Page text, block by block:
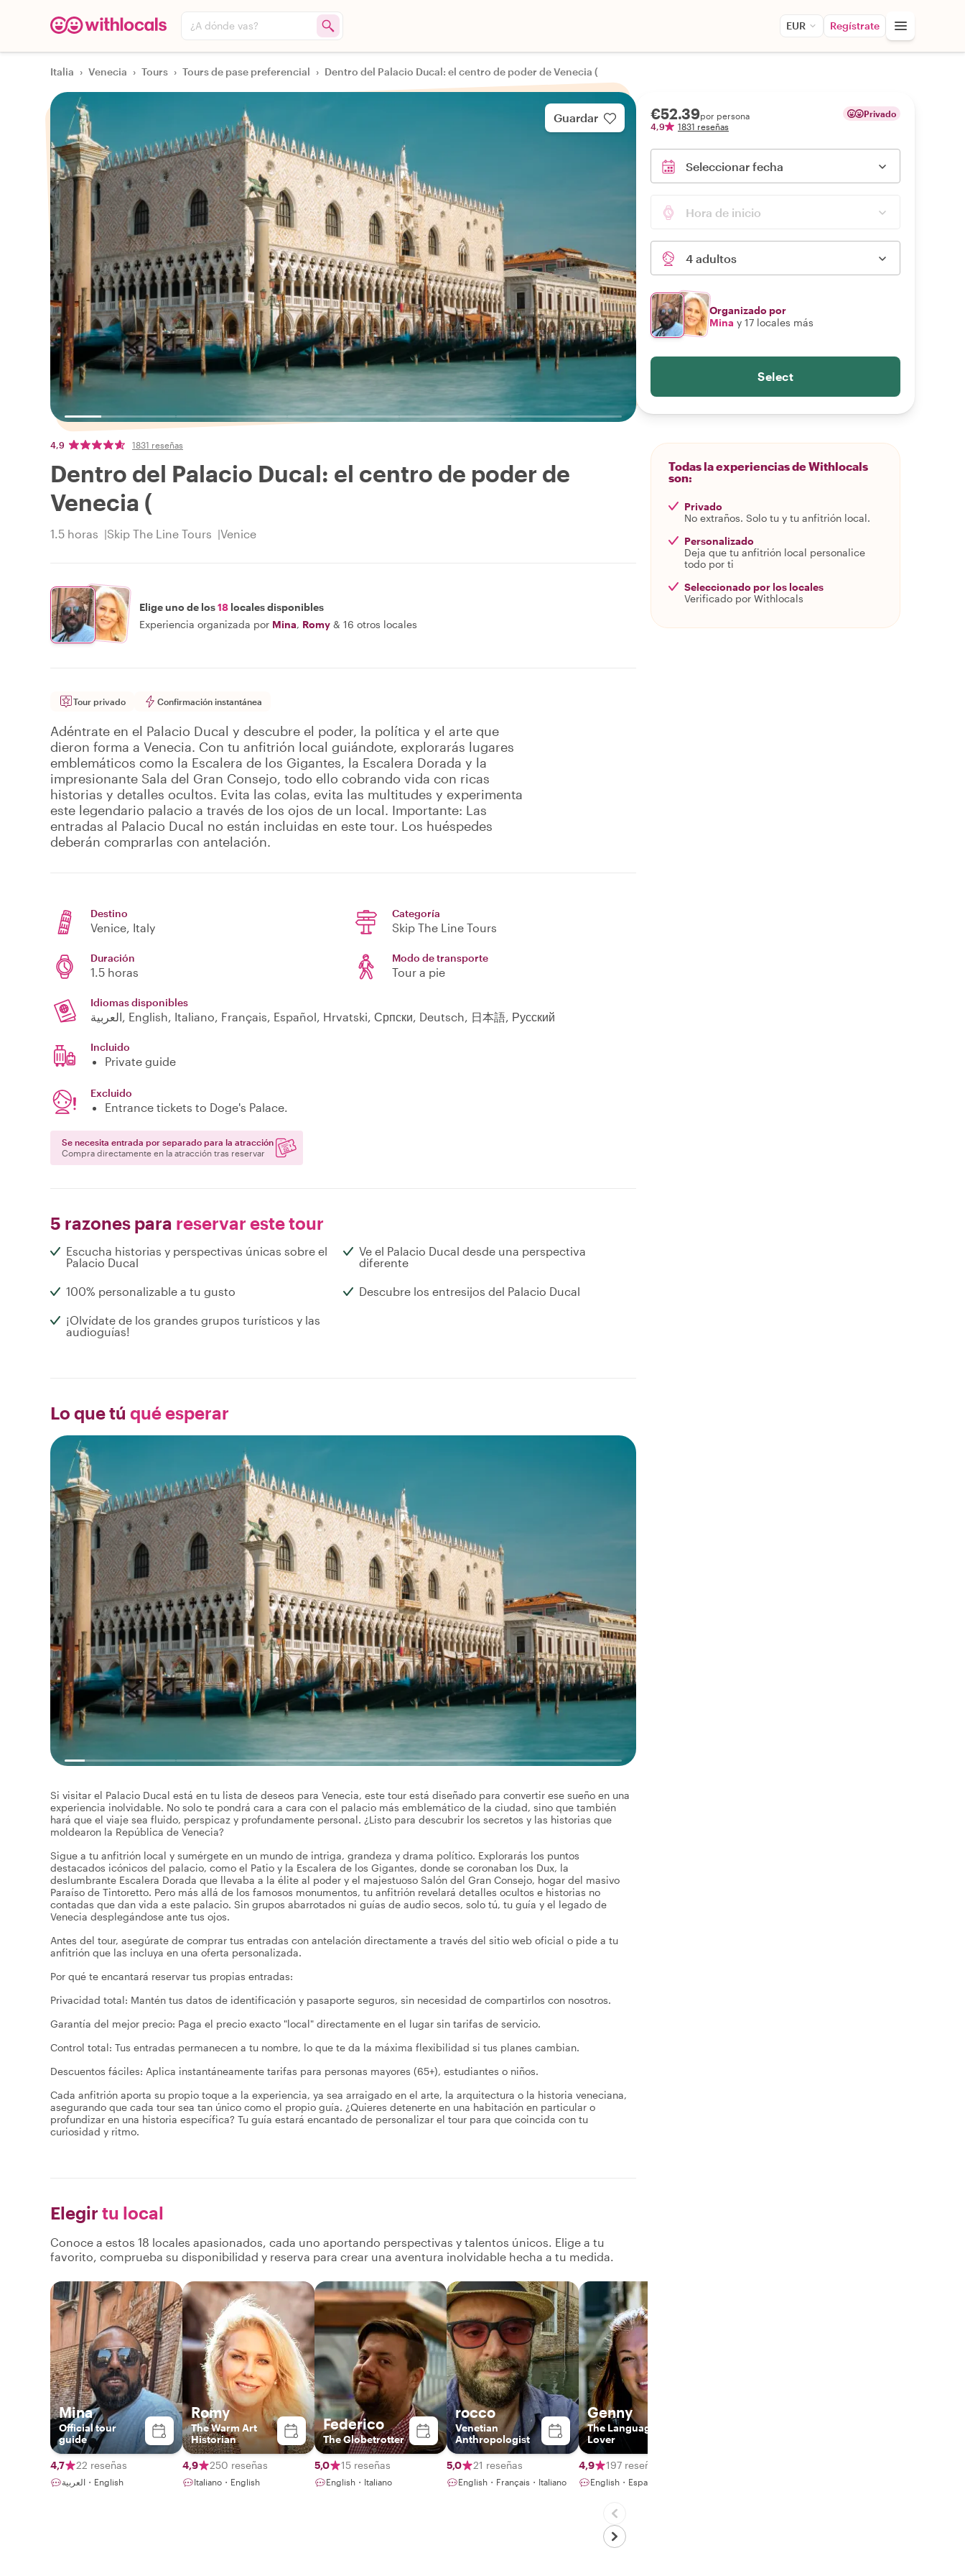
¿A dónde vas? EUR Regístrate
Italia › Venecia › Tours › Tours de pase preferencial › Dentro del Palacio Ducal: el centro de poder de Venecia (
Guardar
4,9 1831 reseñas
Dentro del Palacio Ducal: el centro de poder de
Venecia (
1.5 horas Skip The Line Tours Venice
Elige uno de los18 locales disponibles
Experiencia organizada por Mina, Romy & 16 otros locales
Tour privado Confirmación instantánea
Adéntrate en el Palacio Ducal y descubre el poder, la política y el arte que
dieron forma a Venecia. Con tu anfitrión local guiándote, explorarás lugares
emblemáticos como la Escalera de los Gigantes, la Escalera Dorada y la
impresionante Sala del Gran Consejo, todo ello cobrando vida con ricas
historias y detalles ocultos. Evita las colas, evita las multitudes y experimenta
este legendario palacio a través de los ojos de un local. Importante: Las
entradas al Palacio Ducal no están incluidas en este tour. Los huéspedes
deberán comprarlas con antelación.
Destino
Venice, Italy
Categoría
Skip The Line Tours
Duración
1.5 horas
Modo de transporte
Tour a pie
Idiomas disponibles
العربية, English, Italiano, Français, Español, Hrvatski, Српски, Deutsch, 日本語, Русский
Incluido
Private guide
Excluido
Entrance tickets to Doge's Palace.
Se necesita entrada por separado para la atracción
Compra directamente en la atracción tras reservar
5 razones para reservar este tour
Escucha historias y perspectivas únicas sobre el
Palacio Ducal
Ve el Palacio Ducal desde una perspectiva
diferente
100% personalizable a tu gusto Descubre los entresijos del Palacio Ducal
¡Olvídate de los grandes grupos turísticos y las
audioguías!
Lo que tú qué esperar
Si visitar el Palacio Ducal está en tu lista de deseos para Venecia, este tour está diseñado para convertir ese sueño en una
experiencia inolvidable. No solo te pondrá cara a cara con el palacio más emblemático de la ciudad, sino que también
hará que el viaje sea fluido, perspicaz y profundamente personal. ¿Listo para descubrir los secretos y las historias que
moldearon la República de Venecia?
Sigue a tu anfitrión local y sumérgete en un mundo de intriga, grandeza y drama político. Explorarás los puntos
destacados icónicos del palacio, como el Patio y la Escalera de los Gigantes, donde se coronaban los Dux, la
deslumbrante Escalera Dorada que llevaba a la élite al poder y el majestuoso Salón del Gran Consejo, hogar del masivo
Paraíso de Tintoretto. Pero más allá de los famosos monumentos, tu anfitrión revelará detalles ocultos e historias no
contadas que dan vida a este palacio. Sin grupos abarrotados ni guías de audio secos, solo tú, tu guía y el legado de
Venecia desplegándose ante tus ojos.
Antes del tour, asegúrate de comprar tus entradas con antelación directamente a través del sitio web oficial o pide a tu
anfitrión que las incluya en una oferta personalizada.
Por qué te encantará reservar tus propias entradas:
Privacidad total: Mantén tus datos de identificación y pasaporte seguros, sin necesidad de compartirlos con nosotros.
Garantía del mejor precio: Paga el precio exacto "local" directamente en el lugar sin tarifas de servicio.
Control total: Tus entradas permanecen a tu nombre, lo que te da la máxima flexibilidad si tus planes cambian.
Descuentos fáciles: Aplica instantáneamente tarifas para personas mayores (65+), estudiantes o niños.
Cada anfitrión aporta su propio toque a la experiencia, ya sea arraigado en el arte, la arquitectura o la historia veneciana,
asegurando que cada tour sea tan único como el propio guía. ¿Quieres detenerte en una habitación en particular o
profundizar en una historia específica? Tu guía estará encantado de personalizar el tour para que coincida con tu
curiosidad y ritmo.
Elegir tu local
Conoce a estos 18 locales apasionados, cada uno aportando perspectivas y talentos únicos. Elige a tu
favorito, comprueba su disponibilidad y reserva para crear una aventura inolvidable hecha a tu medida.
Mina
Official tour
guide
4,7 22 reseñas
العربية・English
Romy
The Warm Art
Historian
4,9 250 reseñas
Italiano・English
Federico
The Globetrotter
5,0 15 reseñas
English・Italiano
rocco
Venetian
Anthropologist
5,0 21 reseñas
English・Français・Italiano
Genny
The Language
Lover
4,9 197 reseñas
English・Español・Italiano
€52.39por persona
4,9
1831 reseñas
Privado
Seleccionar fecha
Hora de inicio
4 adultos
Organizado por
Mina y 17 locales más
Select
Todas la experiencias de Withlocals
son:
Privado
No extraños. Solo tu y tu anfitrión local.
Personalizado
Deja que tu anfitrión local personalice
todo por ti
Seleccionado por los locales
Verificado por Withlocals